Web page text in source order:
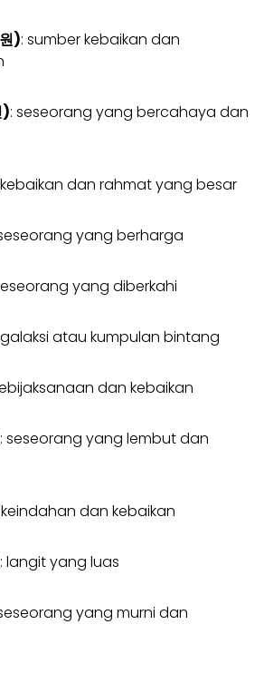
): sumber kebaikan dan
): seseorang yang bercahaya dan
kebaikan dan rahmat yang besar
yang berharga
yang diberkahi
atau kumpulan bintang
dan kebaikan
: seseorang yang lembut dan
keindahan dan kebaikan
: langit yang luas
yang murni dan